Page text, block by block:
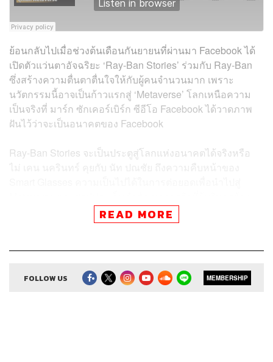
ย้อนกลับไปเมื่อช่วงต้นเดือนกันยายนที่ผ่านมา Facebook ได้
เปิดตัวแว่นตาอัจฉริยะ ‘Ray-Ban Stories’ ร่วมกับ Ray-Ban
ซึ่งสร้างความตื่นตาตื่นใจให้กับผู้คนจำนวนมาก เพราะ
นวัตกรรมนี้อาจเป็นก้าวแรกสู่ ‘Metaverse’ โลกเหนือความ
เป็นจริงที่ มาร์ก ซักเคอร์เบิร์ก ซีอีโอ Facebook ได้วาดภาพ
ฝันไว้ว่าจะเป็นอนาคตของ Facebook
Ray-Ban Stories จะเป็นประตูสู่โลกแห่งอนาคตได้จริงหรือ
Secret Sauce Strategy Forum 2022 ย้อนหลัง สำหรับผู้ที่
พลาดซื้อบัตรในรอบชมสด ตั้งแต่วันอังคารที่ 21 กันยายน ถึง
วันอาทิตย์ที่ 10 ตุลาคมนี้ ที่เว็บไซต์ https://www.zipeventap
READ MORE
FOLLOW US MEMBERSHIP